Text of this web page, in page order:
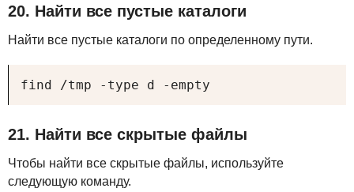
20. Найти все пустые каталоги
Найти все пустые каталоги по определенному пути.
find /tmp -type d -empty
21. Найти все скрытые файлы
Чтобы найти все скрытые файлы, используйте
следующую команду.